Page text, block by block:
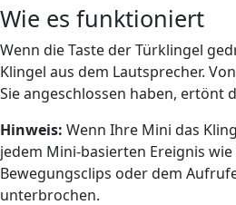
Wie es funktioniert
Wenn die Taste der Türklingel
Klingel aus dem Lautsprecher.
Sie angeschlossen haben, ertönt
Hinweis: Wenn Ihre Mini das
jedem Mini-basierten Ereignis
Bewegungsclips oder dem
unterbrochen.